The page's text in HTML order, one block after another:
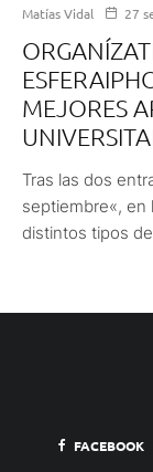
Matías Vidal 27
MEJORES
Tras las dos
septiembre«, en
distintos tipos
FACEBOOK